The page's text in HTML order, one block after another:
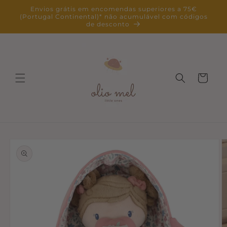
para o
conteúdo
Envios grátis em encomendas superiores a 75€
(Portugal Continental)* não acumulável com códigos
de desconto
Carrinho
informação